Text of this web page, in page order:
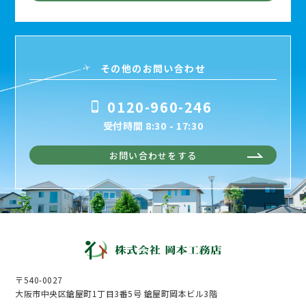
その他のお問い合わせ
0120-960-246
受付時間 8:30 - 17:30
お問い合わせをする
〒540-0027
大阪市中央区鎗屋町1丁目3番5号 鎗屋町岡本ビル3階